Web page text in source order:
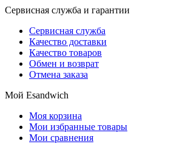
Сервисная служба и гарантии
Сервисная служба
Качество доставки
Качество товаров
Обмен и возврат
Отмена заказа
Мой Esandwich
Моя корзина
Мои избранные товары
Мои сравнения